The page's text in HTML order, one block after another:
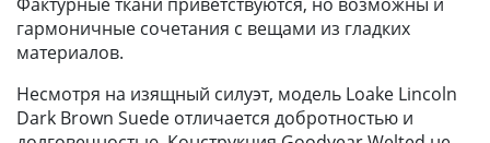
гармоничные сочетания с вещами из гладких
материалов.
Несмотря на изящный силуэт, модель Loake Lincoln
Dark Brown Suede отличается добротностью и